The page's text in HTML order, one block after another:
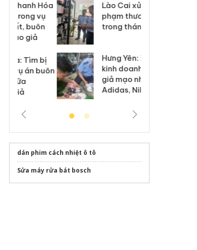
Lào Cai xử lý 83 vụ vi
phạm thương mại
trong tháng 7
Hưng Yên: Xử lý 6 hộ
kinh doanh bán hàng
giả mạo nhãn hiệu
Adidas, Nike
dán phim cách nhiệt ô tô
Sửa máy rửa bát bosch